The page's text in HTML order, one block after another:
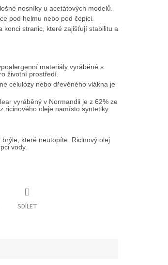
nosníky u acetátových modelů.
pod helmu nebo pod čepici.
konci stranic, které zajišťují stabilitu a
materiály vyráběné s
životní prostředí.
celulózy nebo dřevěného vlákna je
vyráběný v Normandii je z 62% ze
ricinového oleje namísto syntetiky.
brýle, které neutopíte. Ricinový olej
vody.
SDÍLET